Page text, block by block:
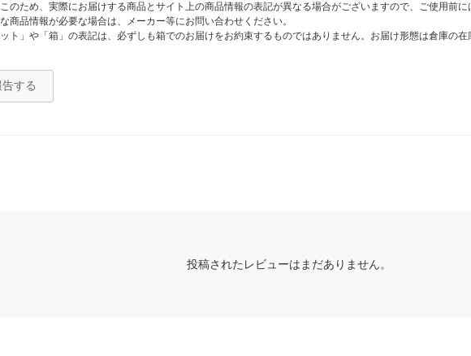
のため、実際にお届けする商品とサイト上の商品情報の表記が異なる場合がございますので、ご使用前
商品情報が必要な場合は、メーカー等にお問い合わせください。
ト」や「箱」の表記は、必ずしも箱でのお届けをお約束するものではありません。お届け形態は倉庫の
する
投稿されたレビューはまだありません。